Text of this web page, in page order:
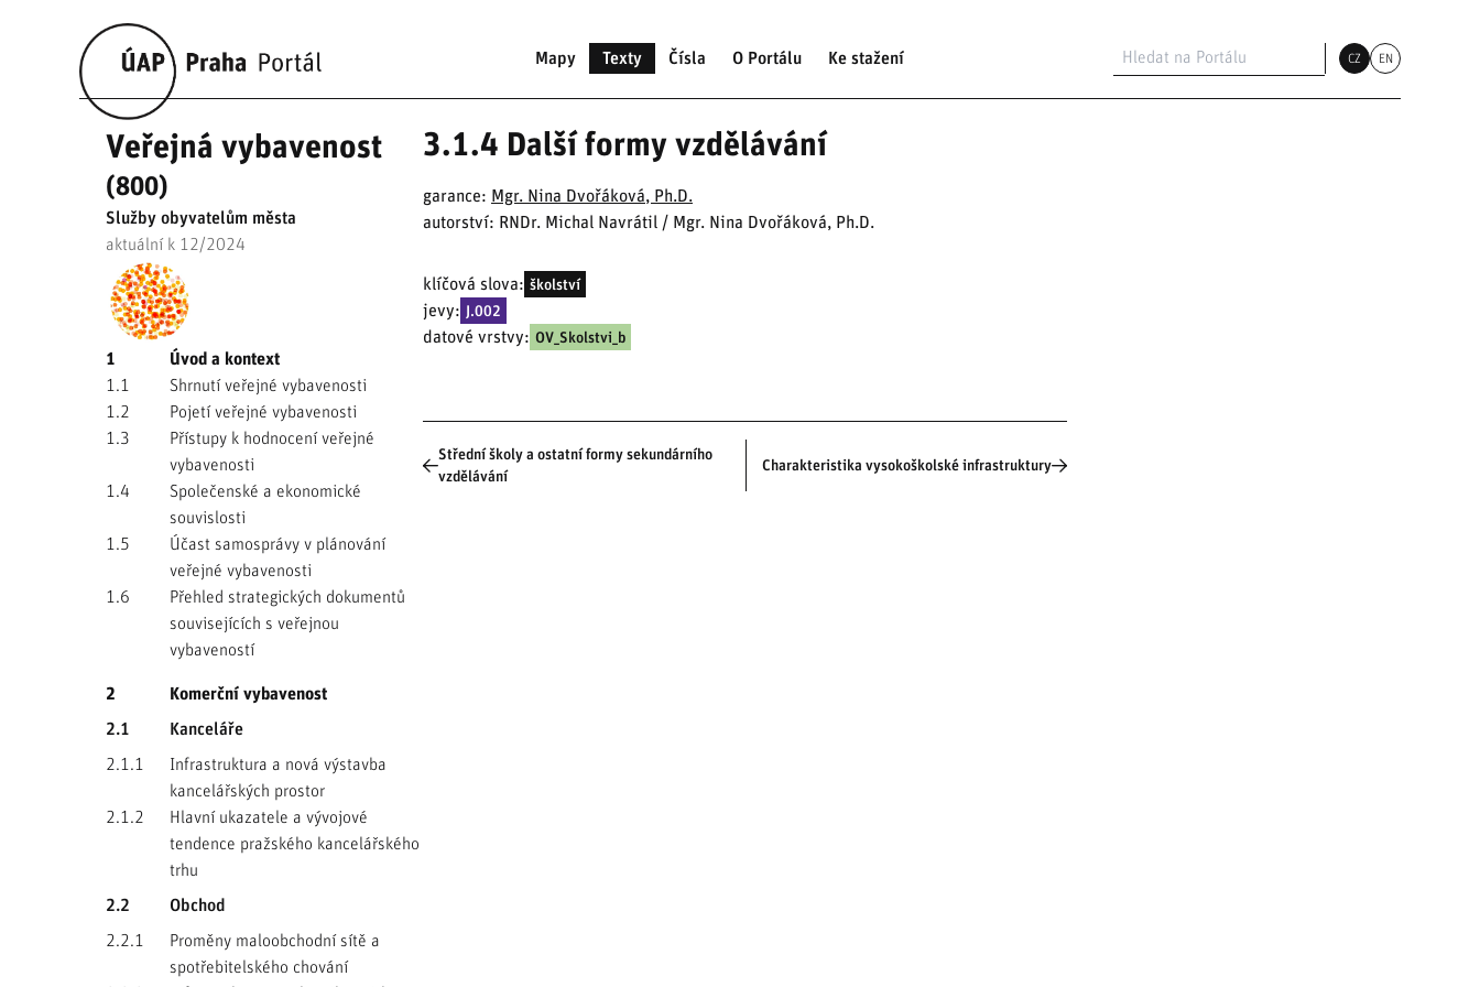
Mapy Texty Čísla O Portálu Ke stažení CZ EN
Veřejná vybavenost
(800)
Služby obyvatelům města
aktuální k 12/2024
1
Úvod a kontext
1.1
Shrnutí veřejné vybavenosti
1.2
Pojetí veřejné vybavenosti
1.3
Přístupy k hodnocení veřejné
vybavenosti
1.4
Společenské a ekonomické
souvislosti
1.5
Účast samosprávy v plánování
veřejné vybavenosti
1.6
Přehled strategických dokumentů
souvisejících s veřejnou
vybaveností
2
Komerční vybavenost
2.1
Kanceláře
2.1.1
Infrastruktura a nová výstavba
kancelářských prostor
2.1.2
Hlavní ukazatele a vývojové
tendence pražského kancelářského
trhu
2.2
Obchod
2.2.1
Proměny maloobchodní sítě a
spotřebitelského chování
3.1.4 Další formy vzdělávání
garance: Mgr. Nina Dvořáková, Ph.D.
autorství: RNDr. Michal Navrátil / Mgr. Nina Dvořáková, Ph.D.
klíčová slova: školství
jevy: J.002
datové vrstvy: OV_Skolstvi_b
Střední školy a ostatní formy sekundárního
vzdělávání
Charakteristika vysokoškolské infrastruktury